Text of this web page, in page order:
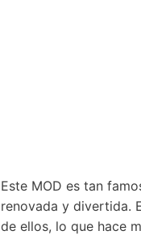
Este MOD es tan
renovada y divertida.
de ellos, lo que hace